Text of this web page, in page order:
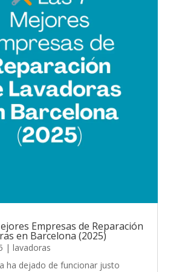
Empresas de Reparación
en Barcelona (2025)
| lavadoras
ha dejado de funcionar justo